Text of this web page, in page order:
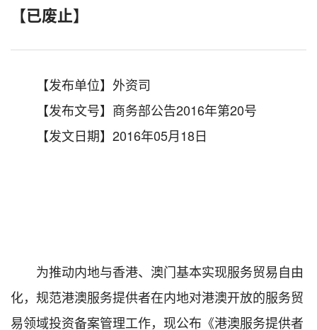
【已废止】
【发布单位】外资司
【发布文号】商务部公告2016年第20号
【发文日期】2016年05月18日
为推动内地与香港、澳门基本实现服务贸易自由
化，规范港澳服务提供者在内地对港澳开放的服务贸
易领域投资备案管理工作，现公布《港澳服务提供者